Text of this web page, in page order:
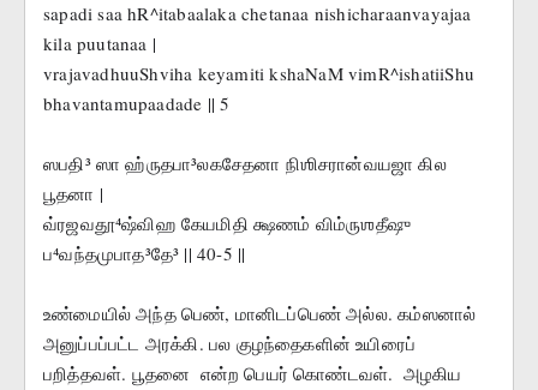
sapadi saa hR^itabaalaka chetanaa nishicharaanvayajaa
kila puutanaa |
vrajavadhuuShviha keyamiti kshaNaM vimR^ishatiiShu
bhavantamupaadade || 5
ஸபதி³ ஸா ஹ்ருதபா³லகசேதனா நிஶிசரான்வயஜா கில
பூதனா |
வ்ரஜவதூ⁴ஷ்விஹ கேயமிதி க்ஷணம் விம்ருஶதீஷு
ப⁴வந்தமுபாத³தே³ || 40-5 ||
உண்மையில் அந்த பெண், மானிடப்பெண் அல்ல. கம்ஸனால்
அனுப்பப்பட்ட அரக்கி. பல குழந்தைகளின் உயிரைப்
பறித்தவள். பூதனை  என்ற பெயர் கொண்டவள்.  அழகிய